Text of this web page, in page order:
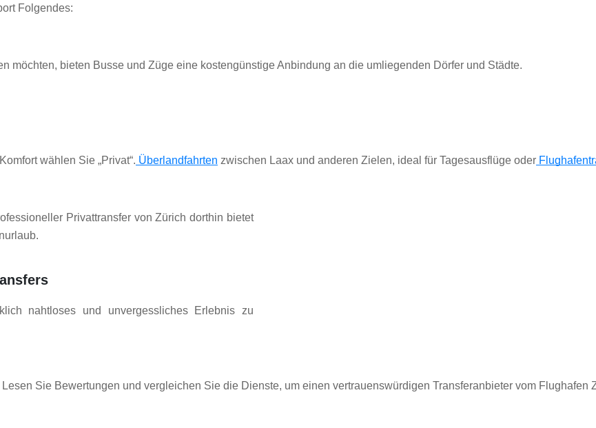
Folgendes:
möchten, bieten Busse und Züge eine kostengünstige Anbindung an die umliegenden Dörfer und Städte.
wählen Sie „Privat“. Überlandfahrten zwischen Laax und anderen Zielen, ideal für Tagesausflüge oder
Privattransfer von Zürich dorthin bietet
nahtloses und unvergessliches Erlebnis zu
Lesen Sie Bewertungen und vergleichen Sie die Dienste, um einen vertrauenswürdigen Transferanbieter vom